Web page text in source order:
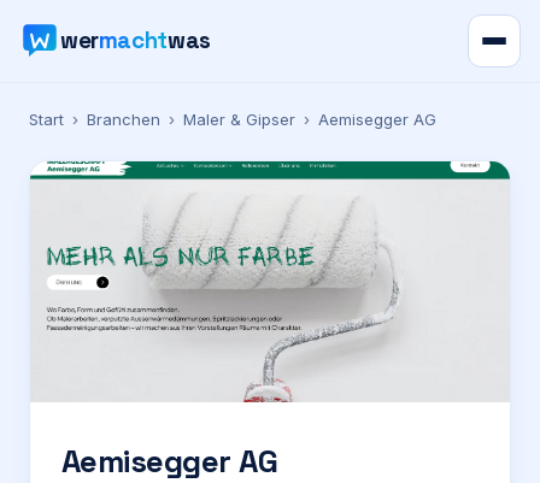
wermachtwas
Verzeichnis
Karte
News
Ratgeber
Preise
Start › Branchen › Maler & Gipser › Aemisegger AG
Aemisegger AG